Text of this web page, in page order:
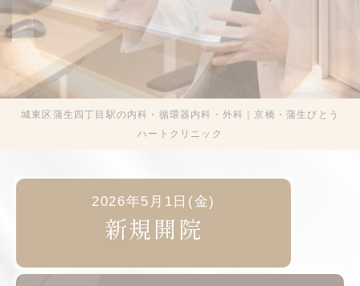
城東区蒲生四丁目駅の内科・循環器内科・外科｜京橋・蒲生びとう
ハートクリニック
2026年5月1日(金)
新規開院